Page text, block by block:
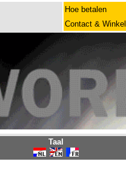
Hoe betalen
Contact & Winkel
Taal